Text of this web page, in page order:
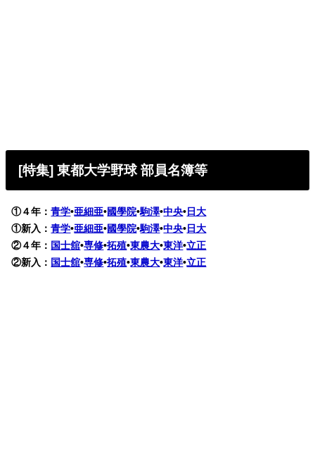
[特集] 東都大学野球 部員名簿等
①４年：青学•亜細亜•國學院•駒澤•中央•日大
①新入：青学•亜細亜•國學院•駒澤•中央•日大
②４年： 国士舘•専修•拓殖•東農大•東洋•立正
②新入： 国士舘•専修•拓殖•東農大•東洋•立正